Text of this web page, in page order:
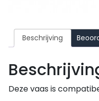
Beschrijving
Deze vaas is